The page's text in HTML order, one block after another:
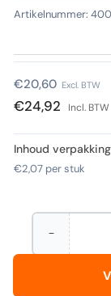
Artikelnummer:
Normale
prijs
€20,60 Excl. BTW
€24,92 Incl. BTW
Inhoud
€2,07per stuk
−Aantal
verminderen
Hoeveelheid